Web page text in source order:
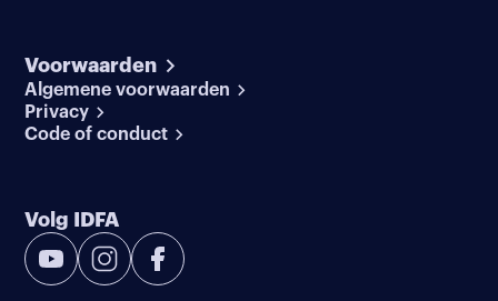
Voorwaarden
Algemene voorwaarden
Privacy
Code of conduct
Volg IDFA